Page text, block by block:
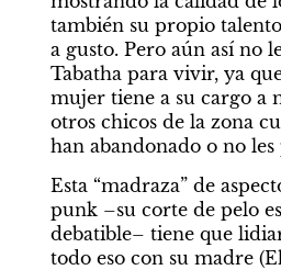
también su propio
a gusto. Pero aún así no
Tabatha para vivir, ya
mujer tiene a su cargo a
otros chicos de la zona
han abandonado o no
Esta “madraza” de
punk –su corte de pelo
debatible– tiene que
todo eso con su madre